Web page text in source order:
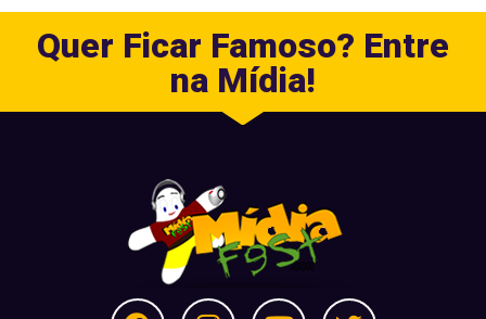
Quer Ficar Famoso? Entre
na Mídia!